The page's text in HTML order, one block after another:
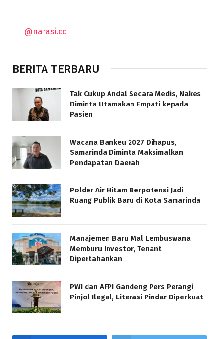
@narasi.co
BERITA TERBARU
Tak Cukup Andal Secara Medis, Nakes
Diminta Utamakan Empati kepada
Pasien
Wacana Bankeu 2027 Dihapus,
Samarinda Diminta Maksimalkan
Pendapatan Daerah
Polder Air Hitam Berpotensi Jadi
Ruang Publik Baru di Kota Samarinda
Manajemen Baru Mal Lembuswana
Memburu Investor, Tenant
Dipertahankan
PWI dan AFPI Gandeng Pers Perangi
Pinjol Ilegal, Literasi Pindar Diperkuat